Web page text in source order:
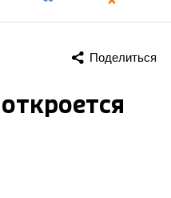
Поделиться